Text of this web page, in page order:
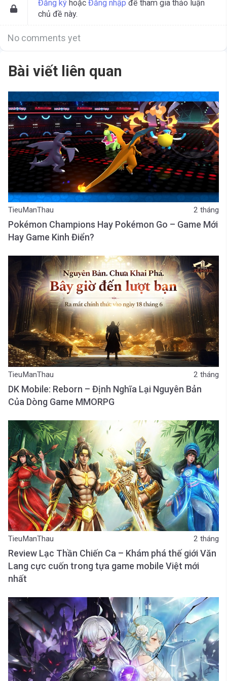
Đăng ký hoặc Đăng nhập để tham gia thảo luận
chủ đề này.
No comments yet
Bài viết liên quan
TieuManThau 2 tháng
Pokémon Champions Hay Pokémon Go – Game Mới
Hay Game Kinh Điển?
TieuManThau 2 tháng
DK Mobile: Reborn – Định Nghĩa Lại Nguyên Bản
Của Dòng Game MMORPG
TieuManThau 2 tháng
Review Lạc Thần Chiến Ca – Khám phá thế giới Văn
Lang cực cuốn trong tựa game mobile Việt mới
nhất